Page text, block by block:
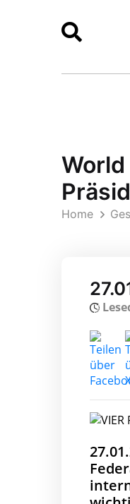
Home